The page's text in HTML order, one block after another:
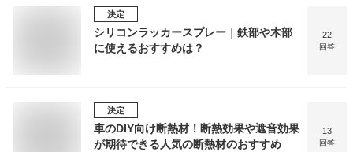
決定
シリコンラッカースプレー｜鉄部や木部
に使えるおすすめは？
22
回答
決定
車のDIY向け断熱材！断熱効果や遮音効果
が期待できる人気の断熱材のおすすめ
13
回答